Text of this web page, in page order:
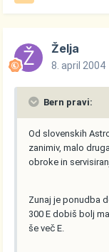
Želja
8. april 2004
Bern pravi:
Od slovenskih
zanimiv, malo
obroke in
Zunaj je ponudba
300 E dobiš bolj
še več E.